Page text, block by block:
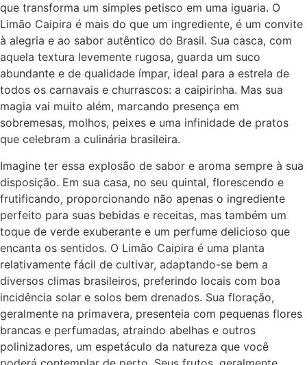
que transforma um simples petisco em uma iguaria. O
Limão Caipira é mais do que um ingrediente, é um convite
à alegria e ao sabor autêntico do Brasil. Sua casca, com
aquela textura levemente rugosa, guarda um suco
abundante e de qualidade ímpar, ideal para a estrela de
todos os carnavais e churrascos: a caipirinha. Mas sua
magia vai muito além, marcando presença em
sobremesas, molhos, peixes e uma infinidade de pratos
que celebram a culinária brasileira.
Imagine ter essa explosão de sabor e aroma sempre à sua
disposição. Em sua casa, no seu quintal, florescendo e
frutificando, proporcionando não apenas o ingrediente
perfeito para suas bebidas e receitas, mas também um
toque de verde exuberante e um perfume delicioso que
encanta os sentidos. O Limão Caipira é uma planta
relativamente fácil de cultivar, adaptando-se bem a
diversos climas brasileiros, preferindo locais com boa
incidência solar e solos bem drenados. Sua floração,
geralmente na primavera, presenteia com pequenas flores
brancas e perfumadas, atraindo abelhas e outros
polinizadores, um espetáculo da natureza que você